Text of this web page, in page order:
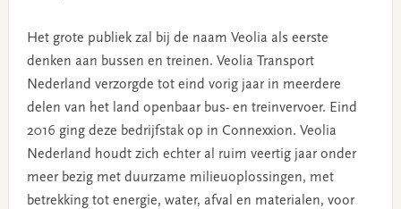
Het grote publiek zal bij de naam Veolia als eerste
denken aan bussen en treinen. Veolia Transport
Nederland verzorgde tot eind vorig jaar in meerdere
delen van het land openbaar bus- en treinvervoer. Eind
2016 ging deze bedrijfstak op in Connexxion. Veolia
Nederland houdt zich echter al ruim veertig jaar onder
meer bezig met duurzame milieuoplossingen, met
betrekking tot energie, water, afval en materialen, voor